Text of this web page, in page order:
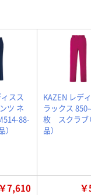
スス
ツ ネ
88-
）
KAZEN レデ
ラックス
枚 スクラブ
品）
￥7,610